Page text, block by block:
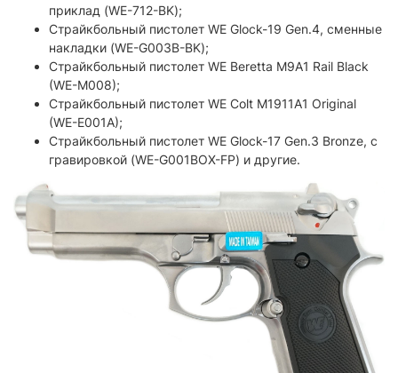
приклад (WE-712-BK);
Страйкбольный пистолет WE Glock-19 Gen.4, сменные
накладки (WE-G003B-BK);
Страйкбольный пистолет WE Beretta M9A1 Rail Black
(WE-M008);
Страйкбольный пистолет WE Colt M1911A1 Original
(WE-E001A);
Страйкбольный пистолет WE Glock-17 Gen.3 Bronze, с
гравировкой (WE-G001BOX-FP) и другие.